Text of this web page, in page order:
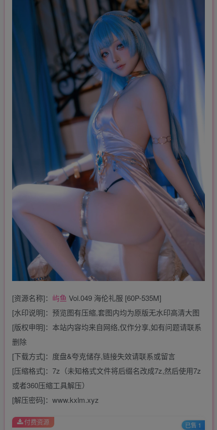
[资源名称]： 屿鱼 Vol.049 海伦礼服 [60P-535M]
[水印说明]：预览图有压缩,套图内均为原版无水印高清大图
[版权申明]：本站内容均来自网络,仅作分享,如有问题请联系
删除
[下载方式]：度盘&夸克储存,链接失效请联系或留言
[压缩格式]：7z（未知格式文件将后缀名改成7z,然后使用7z
或者360压缩工具解压）
[解压密码]：www.kxlm.xyz
付费资源 已售 1